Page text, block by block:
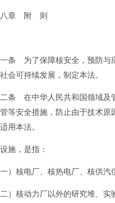
章 附 则
为了保障核安全，预防与应
会可持续发展，制定本法。
在中华人民共和国领域及管
等安全措施，防止由于技术
用本法。
，是指：
核电厂、核热电厂、核供汽
核动力厂以外的研究堆、实